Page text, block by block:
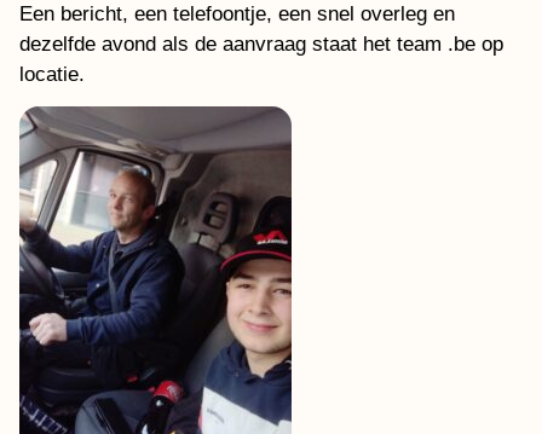
Een bericht, een telefoontje, een snel overleg en
dezelfde avond als de aanvraag staat het team .be op
locatie.